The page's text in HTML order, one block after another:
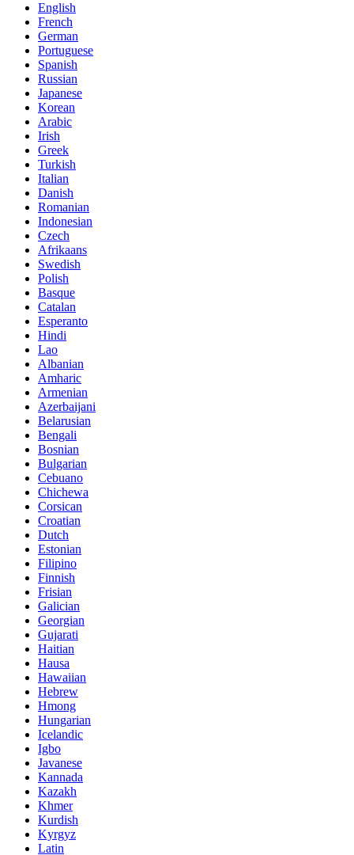
English
French
German
Portuguese
Spanish
Russian
Japanese
Korean
Arabic
Irish
Greek
Turkish
Italian
Danish
Romanian
Indonesian
Czech
Afrikaans
Swedish
Polish
Basque
Catalan
Esperanto
Hindi
Lao
Albanian
Amharic
Armenian
Azerbaijani
Belarusian
Bengali
Bosnian
Bulgarian
Cebuano
Chichewa
Corsican
Croatian
Dutch
Estonian
Filipino
Finnish
Frisian
Galician
Georgian
Gujarati
Haitian
Hausa
Hawaiian
Hebrew
Hmong
Hungarian
Icelandic
Igbo
Javanese
Kannada
Kazakh
Khmer
Kurdish
Kyrgyz
Latin